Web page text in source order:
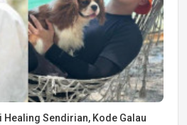
Healing Sendirian, Kode Galau